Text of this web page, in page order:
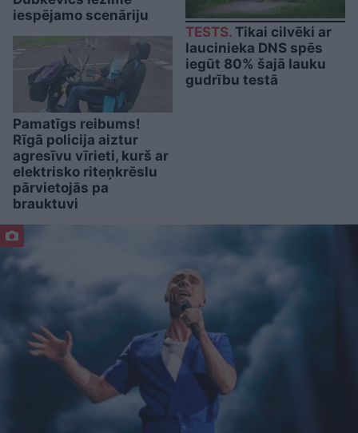
iespējamo scenāriju
Pamatīgs reibums!
Rīgā policija aiztur
agresīvu vīrieti, kurš ar
elektrisko riteņkrēslu
pārvietojās pa
brauktuvi
TESTS. Tikai cilvēki ar
laucinieka DNS spēs
iegūt 80% šajā lauku
gudrību testā